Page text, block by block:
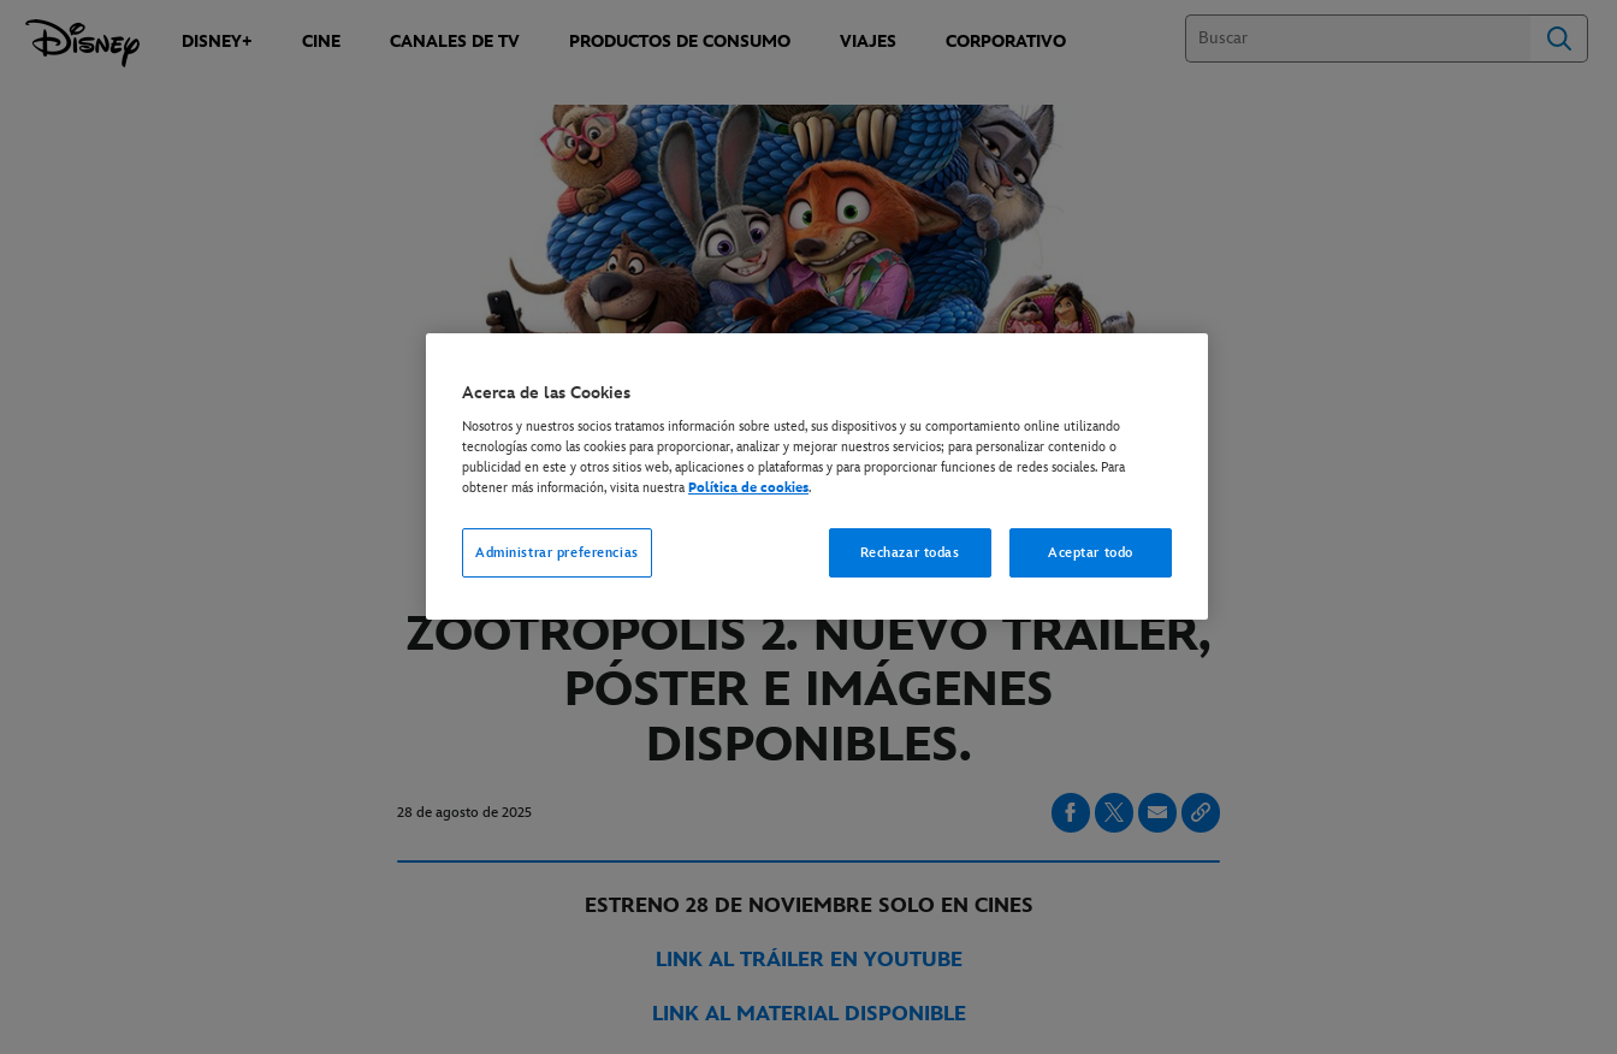
DISNEY+ CINE CANALES DE TV PRODUCTOS DE CONSUMO VIAJES CORPORATIVO
ZOOTRÓPOLIS 2. NUEVO TRÁILER,
PÓSTER E IMÁGENES
DISPONIBLES.
28 de agosto de 2025
ESTRENO 28 DE NOVIEMBRE SOLO EN CINES
LINK AL TRÁILER EN YOUTUBE
LINK AL MATERIAL DISPONIBLE
Acerca de las Cookies
Nosotros y nuestros socios tratamos información sobre usted, sus dispositivos y su comportamiento online utilizando
tecnologías como las cookies para proporcionar, analizar y mejorar nuestros servicios; para personalizar contenido o
publicidad en este y otros sitios web, aplicaciones o plataformas y para proporcionar funciones de redes sociales. Para
obtener más información, visita nuestra Política de cookies.
Administrar preferencias Rechazar todas Aceptar todo